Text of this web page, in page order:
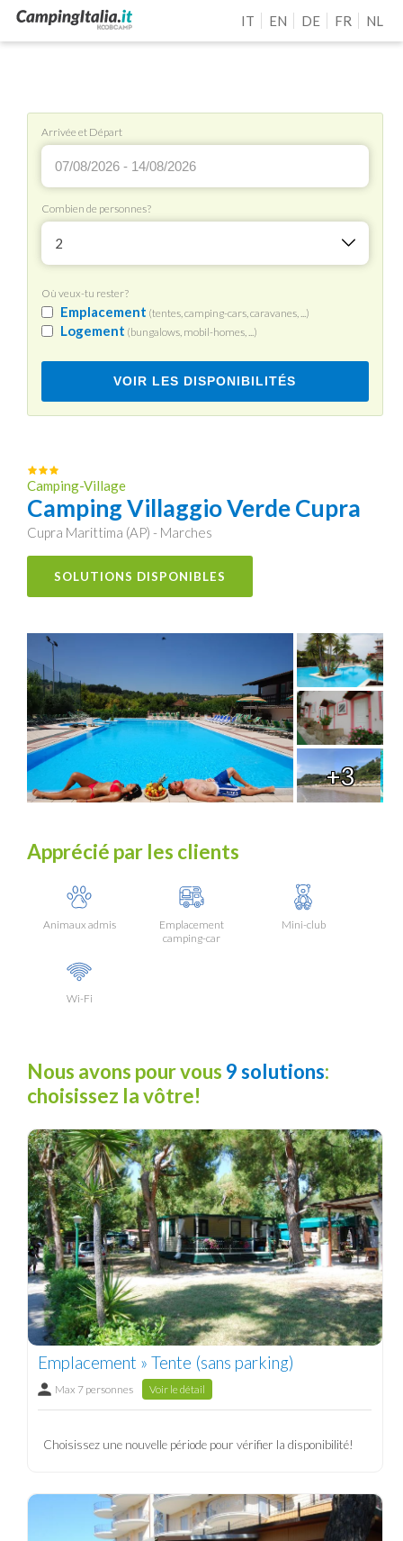
IT EN DE FR NL
Arrivée et Départ
Combien de personnes?
2
Où veux-tu rester?
Emplacement (tentes, camping-cars, caravanes, ...)
Logement (bungalows, mobil-homes, ...)
VOIR LES DISPONIBILITÉS
Camping-Village
Camping Villaggio Verde Cupra
Cupra Marittima (AP) - Marches
SOLUTIONS DISPONIBLES
+3
Apprécié par les clients
Animaux admis
Emplacement
camping-car
Mini-club
Wi-Fi
Nous avons pour vous 9 solutions:
choisissez la vôtre!
Emplacement » Tente (sans parking)
Max 7 personnes Voir le détail
Choisissez une nouvelle période pour vérifier la disponibilité!